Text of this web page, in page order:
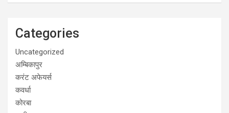
Categories
Uncategorized
अम्बिकापुर
करंट अफेयर्स
कवर्धा
कोरबा